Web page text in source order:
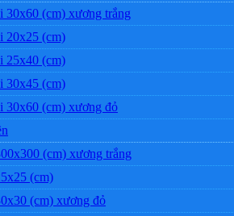
30x60 (cm) xương trắng
20x25 (cm)
25x40 (cm)
30x45 (cm)
30x60 (cm) xương đỏ
(cm) xương trắng
(cm)
(cm) xương đỏ